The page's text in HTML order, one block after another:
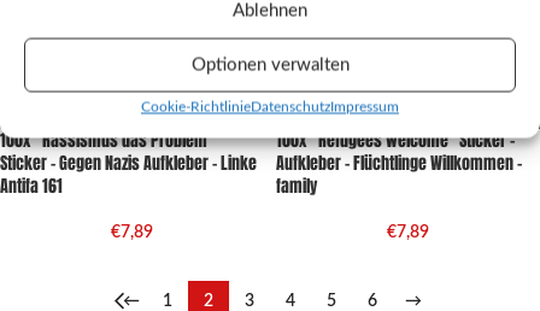
Ablehnen
Optionen verwalten
Cookie-RichtlinieDatenschutzImpressum
100x “Rassismus das Problem”
Sticker – Gegen Nazis Aufkleber – Linke
Antifa 161
€7,89
100x “Refugees welcome” Sticker –
Aufkleber – Flüchtlinge Willkommen –
family
€7,89
← 1 2 3 4 5 6 →